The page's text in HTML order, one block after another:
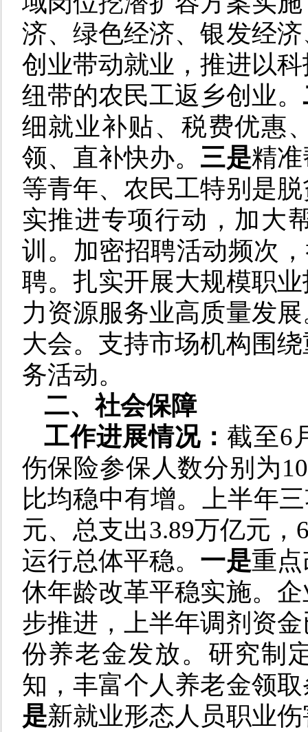
济、绿色经济、银发经
创业带动就业，推进以
纽带的农民工返乡创业。
细就业补贴、税费优惠
领、直补快办。 三是精
等青年、农民工特别是
实推进专项行动，加大
训。加密招聘活动频次
聘。扎实开展大规模职
力资源服务业高质量发
大会。支持市场机构围
务活动。
二、社会保障
工作进展情况： 截至6
伤保险参保人数分别为
比均稳中有增。上半年
元、总支出3.89万亿元
运行总体平稳。 一是重
休年龄改革平稳实施。
步推进，上半年调剂资
份养老金发放。研究制
知，丰富个人养老金领
是新就业形态人员职业